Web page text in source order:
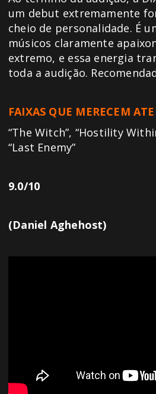
um debut extremamente
cheio de personalidade. É
músicos claramente
extremo, e essa energia
toda a audição.
FAIXAS QUE MERECEM
“The Witch”, “Hostility
“Last Enemy”
9.0/10
(Daniel Aghehost)